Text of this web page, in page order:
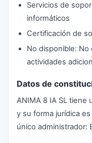
Servicios de
informáticos
Certificación de
No disponible:
actividades
Datos de
ANIMA 8 IA SL tiene
y su forma jurídica
único administrador: